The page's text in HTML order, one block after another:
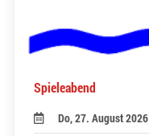
Spieleabend
Do, 27. August 2026